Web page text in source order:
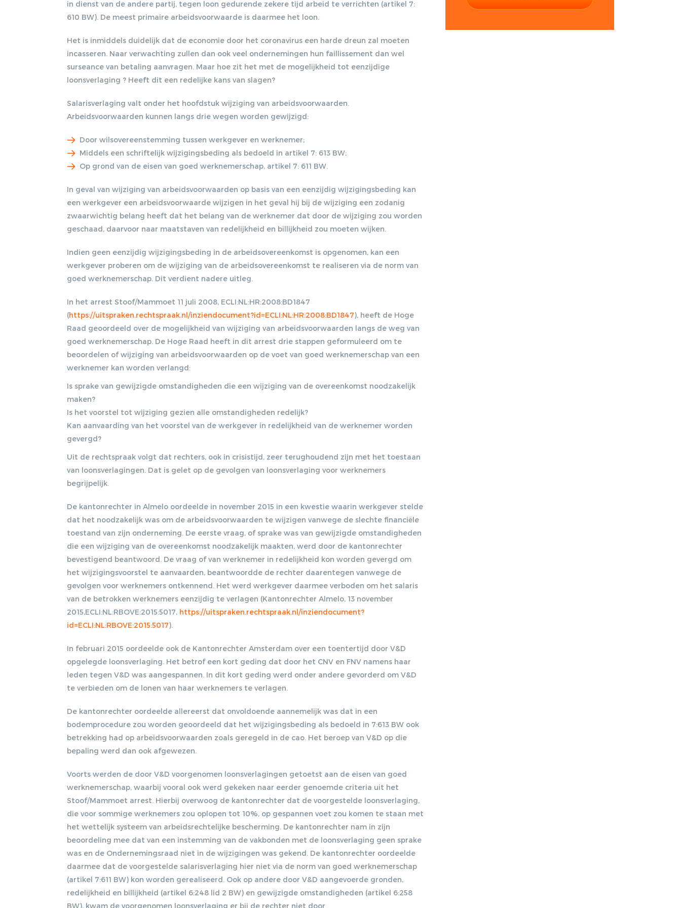
DISCRIMINATIE?, 17-09-
KOSER KAYA,
LENTEAKKOORD EN
HOOFDLIJNENNOTITIE
KAMP, 05-10-2012, NJB
VERWIJGING
STRAFRECHTELIJK
ARBEIDSRECHT 2013/28
HET SOCIAAL AKKOORD,
OBESE: ZWAARWEGENDE
ONTSLAGGROND OF
DISCRIMINATIE?, 14-10-
2015, ARBEIDSRECHT
DE PROEFTIJD: PAST,
in dienst van de andere partij, tegen loon gedurende zekere tijd arbeid te verrichten (artikel 7:
610 BW). De meest primaire arbeidsvoorwaarde is daarmee het loon.
Het is inmiddels duidelijk dat de economie door het coronavirus een harde dreun zal moeten
incasseren. Naar verwachting zullen dan ook veel ondernemingen hun faillissement dan wel
surseance van betaling aanvragen. Maar hoe zit het met de mogelijkheid tot eenzijdige
loonsverlaging ? Heeft dit een redelijke kans van slagen?
Salarisverlaging valt onder het hoofdstuk wijziging van arbeidsvoorwaarden.
Arbeidsvoorwaarden kunnen langs drie wegen worden gewijzigd:
Door wilsovereenstemming tussen werkgever en werknemer;
Middels een schriftelijk wijzigingsbeding als bedoeld in artikel 7: 613 BW;
Op grond van de eisen van goed werknemerschap, artikel 7: 611 BW.
In geval van wijziging van arbeidsvoorwaarden op basis van een eenzijdig wijzigingsbeding kan
een werkgever een arbeidsvoorwaarde wijzigen in het geval hij bij de wijziging een zodanig
zwaarwichtig belang heeft dat het belang van de werknemer dat door de wijziging zou worden
geschaad, daarvoor naar maatstaven van redelijkheid en billijkheid zou moeten wijken.
Indien geen eenzijdig wijzigingsbeding in de arbeidsovereenkomst is opgenomen, kan een
werkgever proberen om de wijziging van de arbeidsovereenkomst te realiseren via de norm van
goed werknemerschap. Dit verdient nadere uitleg.
In het arrest Stoof/Mammoet 11 juli 2008, ECLI:NL:HR:2008:BD1847
(https://uitspraken.rechtspraak.nl/inziendocument?id=ECLI:NL:HR:2008:BD1847), heeft de Hoge
Raad geoordeeld over de mogelijkheid van wijziging van arbeidsvoorwaarden langs de weg van
goed werknemerschap. De Hoge Raad heeft in dit arrest drie stappen geformuleerd om te
beoordelen of wijziging van arbeidsvoorwaarden op de voet van goed werknemerschap van een
werknemer kan worden verlangd:
Is sprake van gewijzigde omstandigheden die een wijziging van de overeenkomst noodzakelijk
maken?
Is het voorstel tot wijziging gezien alle omstandigheden redelijk?
Kan aanvaarding van het voorstel van de werkgever in redelijkheid van de werknemer worden
gevergd?
Uit de rechtspraak volgt dat rechters, ook in crisistijd, zeer terughoudend zijn met het toestaan
van loonsverlagingen. Dat is gelet op de gevolgen van loonsverlaging voor werknemers
begrijpelijk.
De kantonrechter in Almelo oordeelde in november 2015 in een kwestie waarin werkgever stelde
dat het noodzakelijk was om de arbeidsvoorwaarden te wijzigen vanwege de slechte financiële
toestand van zijn onderneming. De eerste vraag, of sprake was van gewijzigde omstandigheden
die een wijziging van de overeenkomst noodzakelijk maakten, werd door de kantonrechter
bevestigend beantwoord. De vraag of van werknemer in redelijkheid kon worden gevergd om
het wijzigingsvoorstel te aanvaarden, beantwoordde de rechter daarentegen vanwege de
gevolgen voor werknemers ontkennend. Het werd werkgever daarmee verboden om het salaris
van de betrokken werknemers eenzijdig te verlagen (Kantonrechter Almelo, 13 november
2015,ECLI:NL:RBOVE:2015:5017, https://uitspraken.rechtspraak.nl/inziendocument?
id=ECLI:NL:RBOVE:2015:5017).
In februari 2015 oordeelde ook de Kantonrechter Amsterdam over een toentertijd door V&D
opgelegde loonsverlaging. Het betrof een kort geding dat door het CNV en FNV namens haar
leden tegen V&D was aangespannen. In dit kort geding werd onder andere gevorderd om V&D
te verbieden om de lonen van haar werknemers te verlagen.
De kantonrechter oordeelde allereerst dat onvoldoende aannemelijk was dat in een
bodemprocedure zou worden geoordeeld dat het wijzigingsbeding als bedoeld in 7:613 BW ook
betrekking had op arbeidsvoorwaarden zoals geregeld in de cao. Het beroep van V&D op die
bepaling werd dan ook afgewezen.
Voorts werden de door V&D voorgenomen loonsverlagingen getoetst aan de eisen van goed
werknemerschap, waarbij vooral ook werd gekeken naar eerder genoemde criteria uit het
Stoof/Mammoet arrest. Hierbij overwoog de kantonrechter dat de voorgestelde loonsverlaging,
die voor sommige werknemers zou oplopen tot 10%, op gespannen voet zou komen te staan met
het wettelijk systeem van arbeidsrechtelijke bescherming. De kantonrechter nam in zijn
beoordeling mee dat van een instemming van de vakbonden met de loonsverlaging geen sprake
was en de Ondernemingsraad niet in de wijzigingen was gekend. De kantonrechter oordeelde
daarmee dat de voorgestelde salarisverlaging hier niet via de norm van goed werknemerschap
(artikel 7:611 BW) kon worden gerealiseerd. Ook op andere door V&D aangevoerde gronden,
redelijkheid en billijkheid (artikel 6:248 lid 2 BW) en gewijzigde omstandigheden (artikel 6:258
BW), kwam de voorgenomen loonsverlaging er bij de rechter niet door
ontvangen
Lorem ipsum dolor sit amet, consectetur
adipiscing elit. Nulla in vestibulum massa. Fusce eu
lacinia erat, quis ultricies ex. Cras placerat suscip.